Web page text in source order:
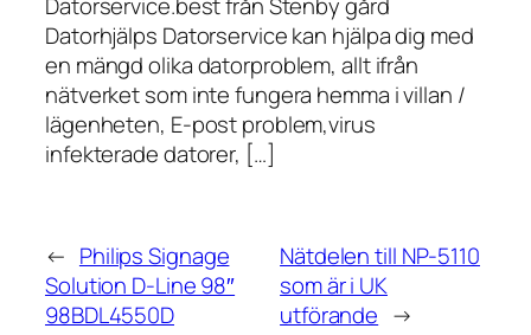
Datorhjälps Datorservice kan hjälpa dig med
en mängd olika datorproblem, allt ifrån
nätverket som inte fungera hemma i villan /
lägenheten, E-post problem,virus
infekterade datorer, […]
← Philips Signage
Solution D-Line 98″
98BDL4550D
Nätdelen till NP-5110
som är i UK
utförande →